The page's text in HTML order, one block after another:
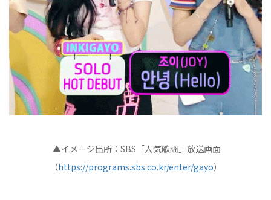
▲イメージ出所：SBS「人気歌謡」放送画面
（https://programs.sbs.co.kr/enter/gayo）